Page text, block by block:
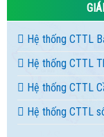
Hệ thống CTTL
Hệ thống CTTL
Hệ thống CTTL
Hệ thống CTTL